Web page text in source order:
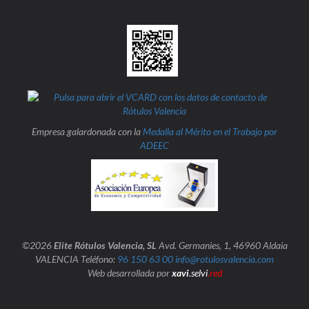
Empresa galardonada con la Medalla al Mérito en el Trabajo por
ADEEC
©2026Elite Rótulos Valencia, SL Avd. Germanies, 1, 46960 Aldaia
VALENCIA Teléfono: 96 150 63 00 info@rotulosvalencia.com
Web desarrollada porxavi.selvi.red